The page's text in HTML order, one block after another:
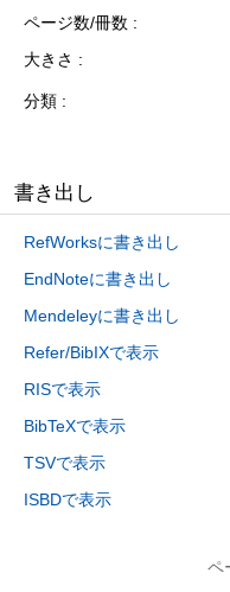
ページ数/冊数
大きさ
分類
書き出し
RefWorksに書き出し
EndNoteに書き出し
Mendeleyに書き出し
Refer/BibIXで表示
RISで表示
BibTeXで表示
TSVで表示
ISBDで表示
ペ